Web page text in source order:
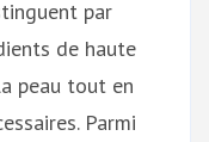
par
de haute
peau tout en
Parmi